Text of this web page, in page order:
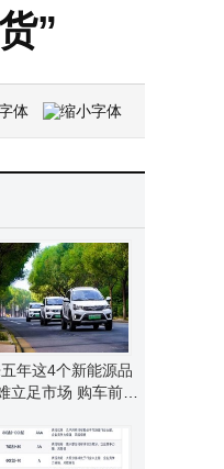
2026空调选购攻略：美的格力小米谁更值得？质价比售后全解析
法拉第未来辟谣“人去楼空”：全球总部3月已迁至洛杉矶硅滩
”
年这4个新能源品
立足市场 购车前需